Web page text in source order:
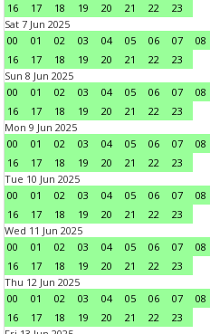
16
17 18 19 20 21 22
23
Sat 7 Jun 2025
00
01 02 03 04 05 06 07 08
16
17 18 19 20 21 22
23
Sun 8 Jun 2025
00
01 02 03 04 05 06 07 08
16
17 18 19 20 21 22
23
Mon 9 Jun 2025
00
01 02 03 04 05 06 07 08
16
17 18 19 20 21 22
23
Tue 10 Jun 2025
00
01 02 03 04 05 06 07 08
16
17 18 19 20 21 22
23
Wed 11 Jun 2025
00
01 02 03 04 05 06 07 08
16
17 18 19 20 21 22
23
Thu 12 Jun 2025
00
01 02 03 04 05 06 07 08
16
17 18 19 20 21 22
23